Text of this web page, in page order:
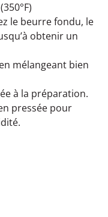
le beurre fondu, le
obtenir un
mélangeant bien
à la préparation.
pressée pour